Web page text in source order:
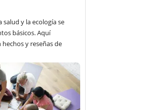
salud y la ecología se
básicos. Aquí
y reseñas de